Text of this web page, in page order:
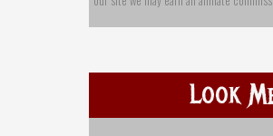
Look